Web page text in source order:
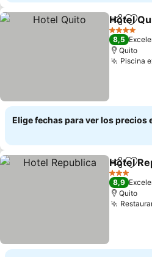
Compartir
Hotel
4 Estrellas
8,5
Quito
Piscina
Elige fechas para ver los precios
Compartir
Hotel
3 Estrellas
8,9
Quito